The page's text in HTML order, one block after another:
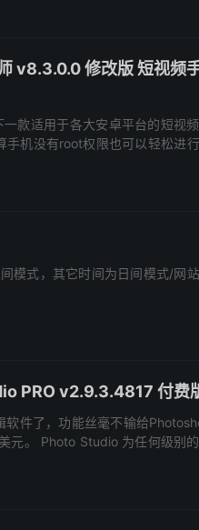
v8.3.0.0 修改版 短视频
款适用于各大安卓平台的短视
机没有root权限也可以轻松进
模式，其它时间为日间模式/网
PRO v2.9.3.4817 付费
件了，功能丝毫不输给
元。 Photo Studio 为任何级别